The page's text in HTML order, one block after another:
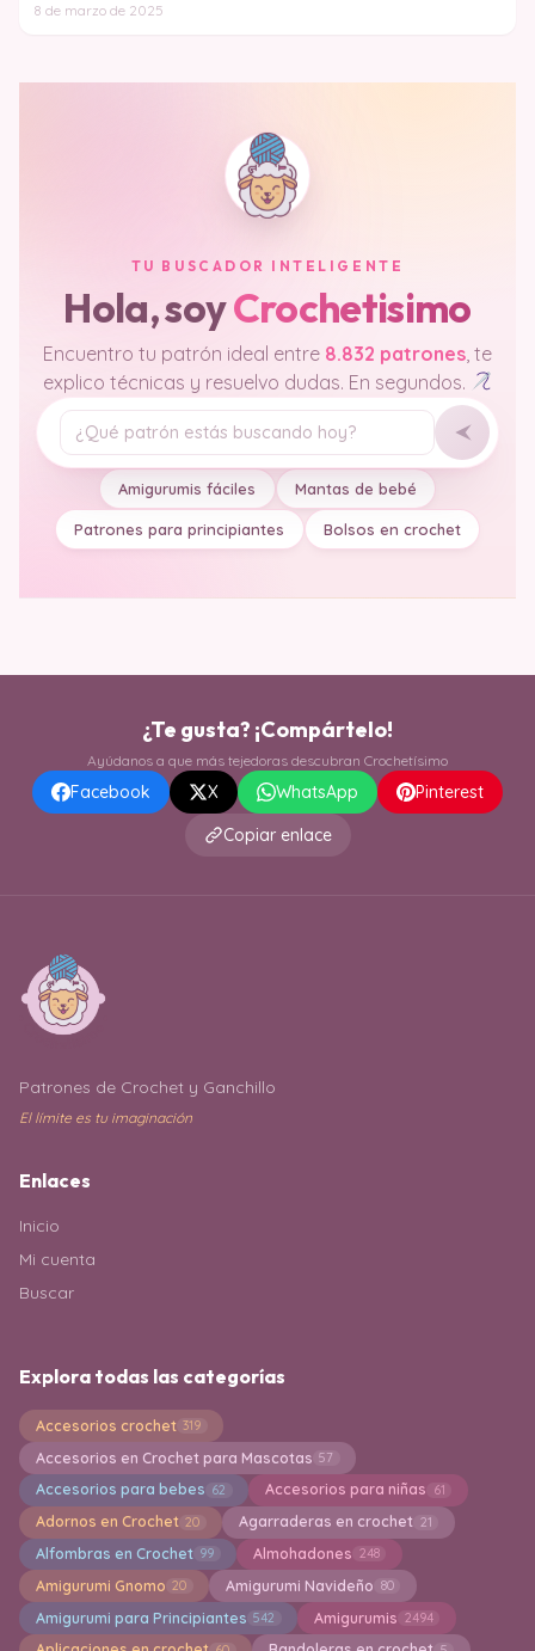
8 de marzo de 2025
TU BUSCADOR INTELIGENTE
Hola, soyCrochetisimo
Encuentro tu patrón ideal entre 8.832 patrones , te
explico técnicas y resuelvo dudas. En segundos.
Tu pregunta
Amigurumis fáciles Mantas de bebé
Patrones para principiantes Bolsos en crochet
¿Te gusta? ¡Compártelo!
Ayúdanos a que más tejedoras descubran Crochetísimo
Facebook X WhatsApp
Pinterest
Copiar enlace
Patrones de Crochet y Ganchillo
El límite es tu imaginación
Enlaces
Inicio
Mi cuenta
Buscar
Explora todas las categorías
Accesorios crochet 319
Accesorios en Crochet para Mascotas 57
Accesorios para bebes 62 Accesorios para niñas 61
Adornos en Crochet 20 Agarraderas en crochet 21
Alfombras en Crochet 99 Almohadones 248
Amigurumi Gnomo 20 Amigurumi Navideño 80
Amigurumi para Principiantes 542 Amigurumis 2494